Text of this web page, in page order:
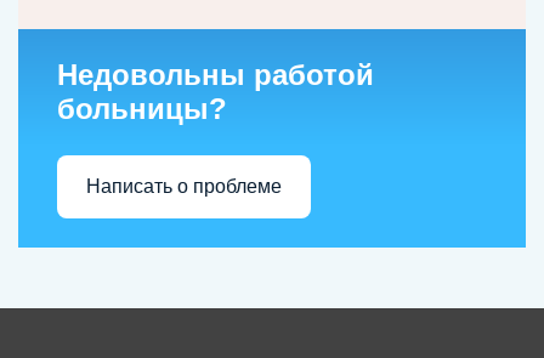
Недовольны работой
больницы?
Написать о проблеме